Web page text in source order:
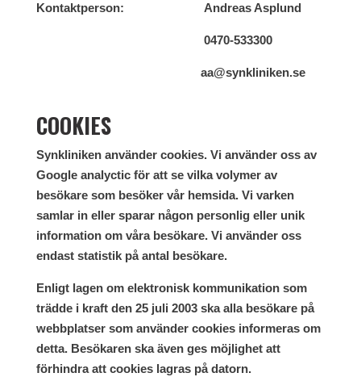
Kontaktperson: Andreas Asplund
0470-533300
aa@synkliniken.se
COOKIES
Synkliniken använder cookies. Vi använder oss av
Google analyctic för att se vilka volymer av
besökare som besöker vår hemsida. Vi varken
samlar in eller sparar någon personlig eller unik
information om våra besökare. Vi använder oss
endast statistik på antal besökare.
Enligt lagen om elektronisk kommunikation som
trädde i kraft den 25 juli 2003 ska alla besökare på
webbplatser som använder cookies informeras om
detta. Besökaren ska även ges möjlighet att
förhindra att cookies lagras på datorn.